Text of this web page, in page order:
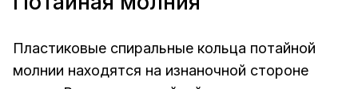
Пластиковые спиральные кольца потайной
молнии находятся на изнаночной стороне